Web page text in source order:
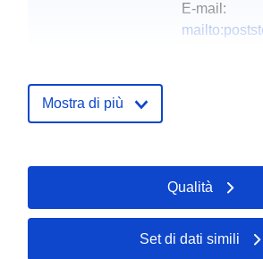
E-mail:
catalogo:
Coordinate:
50.5464 ], [ 7.1761, 50.5464
], [ 7.1761, 50.5454 ], [
Mostra di più
Qualità
Set di dati simili